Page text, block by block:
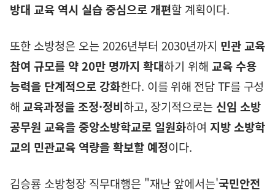
방대 교육 역시 실습 중심으로 개편할 계획이다.
또한 소방청은 오는2026년부터 2030년까지 민관 교육
참여 규모를 약20만 명까지 확대하기 위해 교육 수용
능력을 단계적으로 강화한다. 이를 위해 전담TF를 구성
해교육과정을 조정·정비하고, 장기적으로는 신임 소방
공무원 교육을 중앙소방학교로 일원화하여 지방 소방학
교의 민관교육 역량을 확보할 예정이다.
김승룡 소방청장 직무대행은 "재난 앞에서는'국민안전